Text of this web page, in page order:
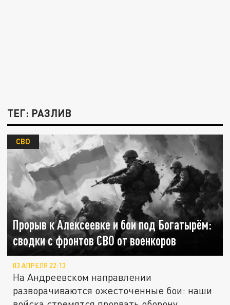
ТЕГ: РАЗЛИВ
Прорыв к Алексеевке и бои под Богатырём:
сводки с фронтов СВО от военкоров
СВО
03 АПРЕЛЯ 22:13
На Андреевском направлении
разворачиваются ожесточенные бои: наши